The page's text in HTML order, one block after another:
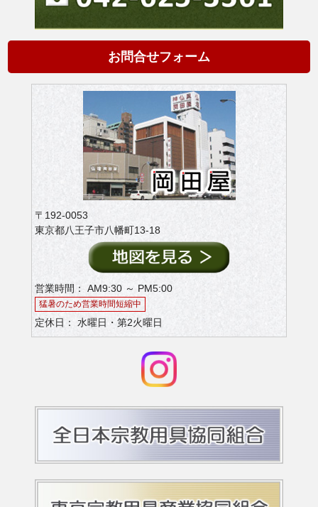
お問合せフォーム
〒192-0053
東京都八王子市八幡町13-18
営業時間： AM9:30 ～ PM5:00
猛暑のため営業時間短縮中
定休日： 水曜日・第2火曜日